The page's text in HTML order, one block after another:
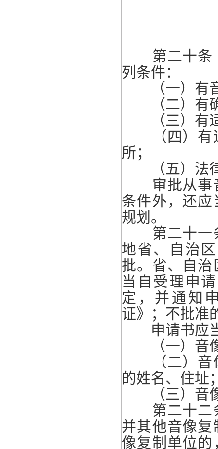
第二十条
列条件：
（一）有音
（二）有确
（三）有适
（四）有适
所；
（五）法律
审批从事音
条件外，还
规划。
第二十一
地省、自治
批。省、自
当自受理申
定，并通知
证》；不批准
申请书应当
（一）音像
（二）音像
的姓名、住址
（三）音像
第二十二
并其他音像
像复制单位